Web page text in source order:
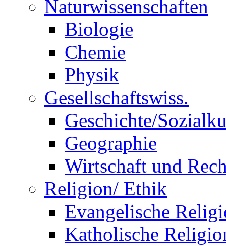
Naturwissenschaften
Biologie
Chemie
Physik
Gesellschaftswiss.
Geschichte/
Geographie
Wirtschaft und
Religion/ Ethik
Evangelische
Katholische